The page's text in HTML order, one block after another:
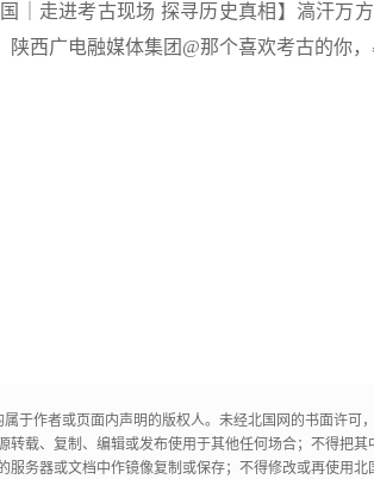
国｜走进考古现场 探寻历史真相】滈汗万
陕西广电融媒体集团@那个喜欢考古的你
于作者或页面内声明的版权人。未经北国网的书面许可
转载、复制、编辑或发布使用于其他任何场合；不得把
服务器或文档中作镜像复制或保存；不得修改或再使用